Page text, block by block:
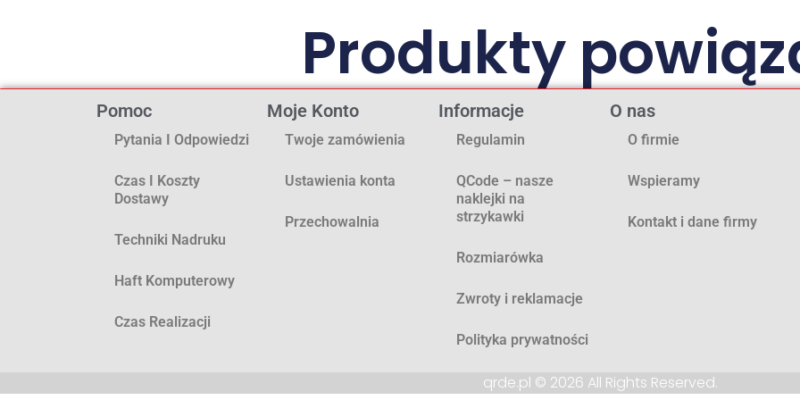
Produkty
Pomoc
Pytania I Odpowiedzi
Czas I Koszty
Dostawy
Techniki Nadruku
Haft Komputerowy
Czas Realizacji
Moje Konto
Twoje zamówienia
Ustawienia konta
Przechowalnia
Informacje
Regulamin
QCode – nasze
naklejki na
strzykawki
Rozmiarówka
Zwroty i reklamacje
Polityka prywatności
O nas
O firmie
Wspieramy
Kontakt i dane firmy
qrde.pl © 2026 All Rights Reserved.